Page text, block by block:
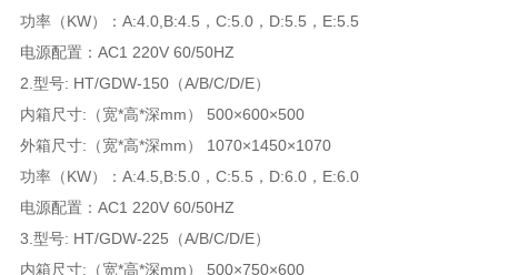
功率（KW）：A:4.0,B:4.5，C:5.0，D:5.5，E:5.5
电源配置：AC1 220V 60/50HZ
2.型号: HT/GDW-150（A/B/C/D/E）
内箱尺寸:（宽*高*深mm） 500×600×500
外箱尺寸:（宽*高*深mm） 1070×1450×1070
功率（KW）：A:4.5,B:5.0，C:5.5，D:6.0，E:6.0
电源配置：AC1 220V 60/50HZ
3.型号: HT/GDW-225（A/B/C/D/E）
内箱尺寸:（宽*高*深mm） 500×750×600